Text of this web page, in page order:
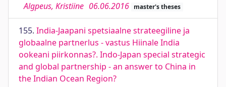
Algpeus, Kristiine 06.06.2016 master's theses
155. India-Jaapani spetsiaalne strateegiline ja
globaalne partnerlus - vastus Hiinale India
ookeani piirkonnas?. Indo-Japan special strategic
and global partnership - an answer to China in
the Indian Ocean Region?